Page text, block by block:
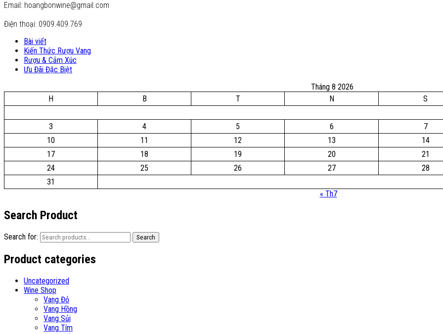
Email: hoangbonwine@gmail.com
Điện thoại: 0909.409.769
Bài viết
Kiến Thức Rượu Vang
Rượu & Cảm Xúc
Ưu Đãi Đặc Biệt
Tháng 8 2026
H
B T N S
3
4 5 6 7
10
11 12 13 14
17
18 19 20 21
24
25 26 27 28
31
« Th7
Search Product
Search for: Search
Product categories
Uncategorized
Wine Shop
Vang Đỏ
Vang Hồng
Vang Sủi
Vang Tím